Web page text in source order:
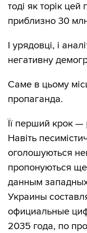
тоді як торік
приблизно 30
І урядовці, і
негативну
Саме в цьому
пропаганда.
Її перший крок —
Навіть
оголошуються
пропонуються ще
данным
Украины
официальные
2035 года, по